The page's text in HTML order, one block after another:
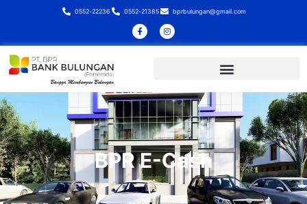
0552-22236 0552-21385 bprbulungan@gmail.com
BPR E-Cash